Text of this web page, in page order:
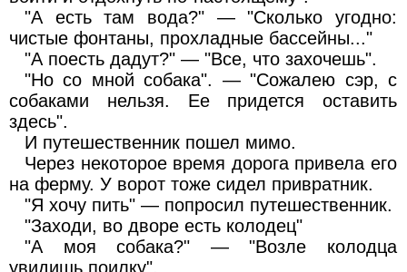
"А есть там вода?" — "Сколько угодно:
чистые фонтаны, прохладные бассейны..."
"А поесть дадут?" — "Все, что захочешь".
"Но со мной собака". — "Сожалею сэр, с
собаками нельзя. Ее придется оставить
здесь".
И путешественник пошел мимо.
Через некоторое время дорога привела его
на ферму. У ворот тоже сидел привратник.
"Я хочу пить" — попросил путешественник.
"Заходи, во дворе есть колодец"
"А моя собака?" — "Возле колодца
увидишь поилку".